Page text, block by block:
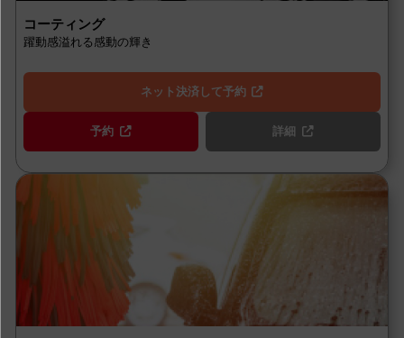
コーティング
躍動感溢れる感動の輝き
ネット決済して予約
予約 詳細